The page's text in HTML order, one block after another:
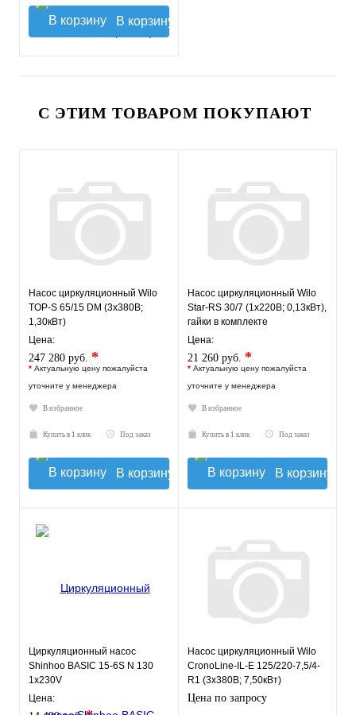
В корзину
С ЭТИМ ТОВАРОМ ПОКУПАЮТ
Насос циркуляционный Wilo
TOP-S 65/15 DM (3х380В;
1,30кВт)
Цена:
247 280 руб. *
* Актуальную цену пожалуйста
уточните у менеджера
В избранное
Купить в 1 клик Под заказ
В корзину
Насос циркуляционный Wilo
Star-RS 30/7 (1х220В; 0,13кВт),
гайки в комплекте
Цена:
21 260 руб. *
* Актуальную цену пожалуйста
уточните у менеджера
В избранное
Купить в 1 клик Под заказ
В корзину
Циркуляционный насос
Shinhoo BASIC 15-6S N 130
1x230V
Цена:
Насос циркуляционный Wilo
CronoLine-IL-E 125/220-7,5/4-
R1 (3х380В; 7,50кВт)
Цена по запросу